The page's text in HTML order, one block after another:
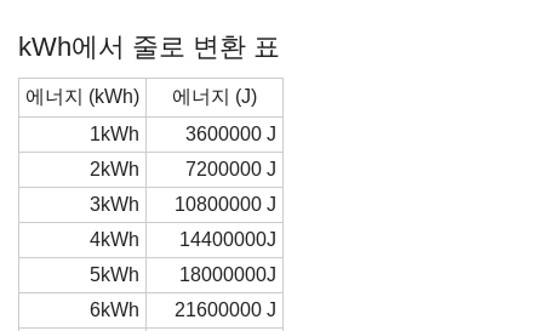
kWh에서 줄로 변환 표
에너지 (kWh)
에너지 (J)
1kWh
3600000 J
2kWh
7200000 J
3kWh
10800000 J
4kWh
14400000J
5kWh
18000000J
6kWh
21600000 J